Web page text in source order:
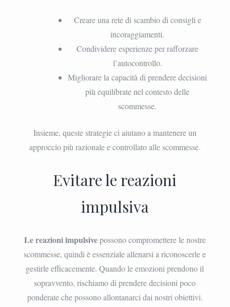
Creare una rete di scambio di consigli e
incoraggiamenti.
Condividere esperienze per rafforzare
l’autocontrollo.
Migliorare la capacità di prendere decisioni
più equilibrate nel contesto delle
scommesse.
Insieme, queste strategie ci aiutano a mantenere un
approccio più razionale e controllato alle scommesse.
Evitare le reazioni
impulsiva
Le reazioni impulsivepossono compromettere le nostre
scommesse, quindi è essenziale allenarsi a riconoscerle e
gestirle efficacemente. Quando le emozioni prendono il
sopravvento, rischiamo di prendere decisioni poco
ponderate che possono allontanarci dai nostri obiettivi.